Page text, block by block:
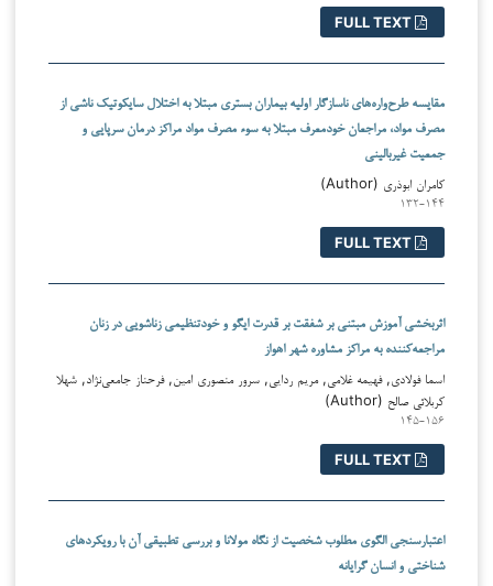
FULL TEXT
مقایسه‌ طرح‌واره‌های ناسازگار‌ اولیه‌ بیماران بستری مبتلا به اختلال سایکوتیک ناشی از
مصرف مواد، مراجعان خودمعرف مبتلا به سوء مصرف مواد مراکز درمان سرپایی و
جمعیت غیربالینی
کامران ابوذری (Author)
۱۳۲-۱۴۴
FULL TEXT
اثربخشی آموزش مبتنی بر شفقت بر قدرت ایگو و خودتنظیمی زناشویی در زنان
مراجعه‌کننده به مراکز مشاوره شهر اهواز
اسما فولادی, فهیمه غلامی, مریم ردایی, سرور منصوری امین, فرحناز جامعی‌نژاد, شهلا
کربلائی صالح (Author)
۱۴۵-۱۵۶
FULL TEXT
اعتبارسنجی الگوی مطلوب شخصیت از نگاه مولانا و بررسی تطبیقی آن با رویکردهای
شناختی و انسان گرایانه